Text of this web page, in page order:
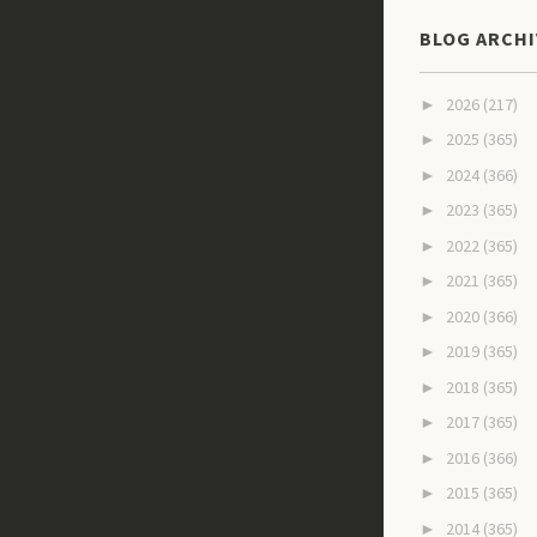
BLOG
► 2026 (217)
► 2025 (365)
► 2024 (366)
► 2023 (365)
► 2022 (365)
► 2021 (365)
► 2020 (366)
► 2019 (365)
► 2018 (365)
► 2017 (365)
► 2016 (366)
► 2015 (365)
► 2014 (365)